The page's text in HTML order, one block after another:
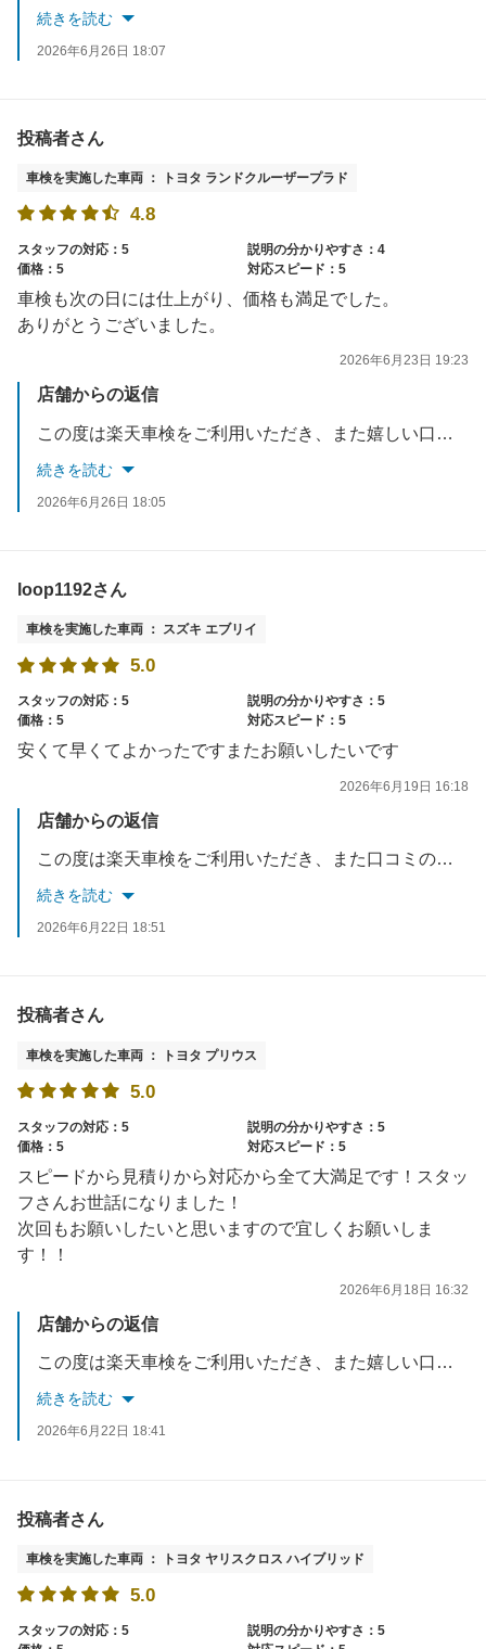
続きを読む
2026年6月26日 18:07
投稿者さん
車検を実施した車両 ： トヨタ ランドクルーザープラド
4.8
スタッフの対応：5
説明の分かりやすさ：4
価格：5
対応スピード：5
車検も次の日には仕上がり、価格も満足でした。
ありがとうございました。
2026年6月23日 19:23
店舗からの返信
この度は楽天車検をご利用いただき、また嬉しい口コミをありがとうございます。お車を予定通りお引き渡しでき、仕上がりや価格にもご満足いただけたとのこと、大変嬉しく思います。今後も安心してご利用いただけるサービスを心がけてまいります。またのご利用をスタッフ一同心よりお待ちしております。ありがとうございました。
続きを読む
2026年6月26日 18:05
loop1192さん
車検を実施した車両 ： スズキ エブリイ
5.0
スタッフの対応：5
説明の分かりやすさ：5
価格：5
対応スピード：5
安くて早くてよかったですまたお願いしたいです
2026年6月19日 16:18
店舗からの返信
この度は楽天車検をご利用いただき、また口コミのご投稿ありがとうございます。料金や作業時間にご満足いただけたようで大変嬉しく思います。今後も『安くて早い』だけでなく、安心してお任せいただけるサービスを提供できるよう努めてまいります。またのご利用をスタッフ一同心よりお待ちしております。
続きを読む
2026年6月22日 18:51
投稿者さん
車検を実施した車両 ： トヨタ プリウス
5.0
スタッフの対応：5
説明の分かりやすさ：5
価格：5
対応スピード：5
スピードから見積りから対応から全て大満足です！スタッ
フさんお世話になりました！
次回もお願いしたいと思いますので宜しくお願いしま
す！！
2026年6月18日 16:32
店舗からの返信
この度は楽天車検をご利用いただき、また嬉しい口コミをありがとうございます。スピード、見積り、対応のすべてにご満足いただけたとのお言葉をいただき、スタッフ一同大変嬉しく思います。今後もご期待にお応えできるよう、迅速かつ丁寧なサービスを心がけてまいります。また次回もお任せいただけますと幸いです。ご利用ありがとうございました。
続きを読む
2026年6月22日 18:41
投稿者さん
車検を実施した車両 ： トヨタ ヤリスクロス ハイブリッド
5.0
スタッフの対応：5
説明の分かりやすさ：5